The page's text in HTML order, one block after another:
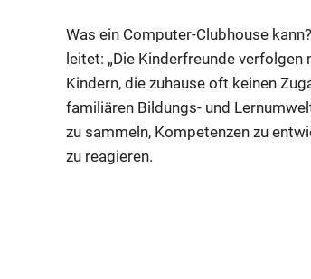
Was ein Computer-Clubhouse
leitet: „Die Kinderfreunde
Kindern, die zuhause oft keinen
familiären Bildungs- und
zu sammeln, Kompetenzen zu
zu reagieren.